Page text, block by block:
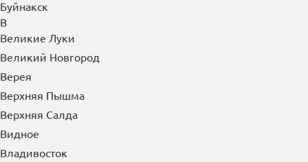
Брянск
Бугульма
Бугуруслан
Будённовск
Бузулук
Буйнакск
В
Великие Луки
Великий Новгород